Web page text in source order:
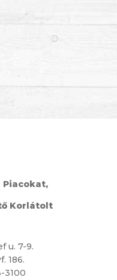
Piacokat,
Korlátolt
u. 7-9.
186.
3100